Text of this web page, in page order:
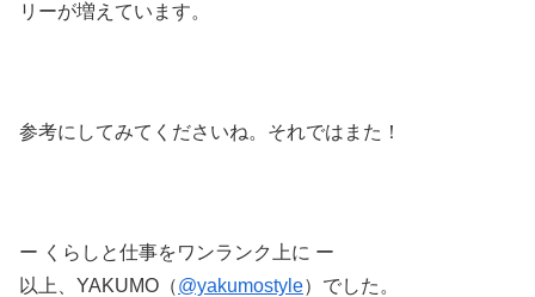
リーが増えています。
参考にしてみてくださいね。それではまた！
ー くらしと仕事をワンランク上に ー
以上、YAKUMO（@yakumostyle）でした。